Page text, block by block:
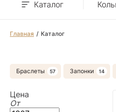
Каталог
Главная Каталог
Браслеты Запонки
Цена
От